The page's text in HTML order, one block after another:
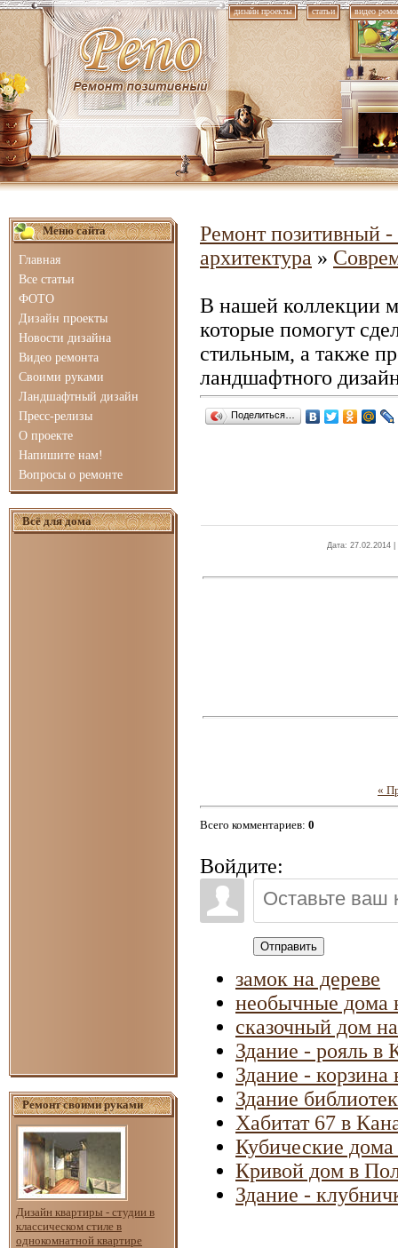
дизайн проекты статьи видео
Меню сайта
Главная
Все статьи
ФОТО
Дизайн проекты
Новости дизайна
Видео ремонта
Своими руками
Ландшафтный дизайн
Пресс-релизы
О проекте
Напишите нам!
Вопросы о ремонте
Всё для дома
Ремонт своими руками
Дизайн квартиры - студии в
классическом стиле в
однокомнатной квартире
Ремонт позитивный -
архитектура »
В нашей коллекции
которые помогут
стильным, а также
ландшафтного
Поделиться…
Дата: 27.02.2014 |
«
Всего комментариев: 0
Войдите:
Отправить
замок на дереве
необычные дома
сказочный дом
Здание - рояль в
Здание -
Здание
Хабитат 67 в
Кубические
Кривой дом в
Здание -